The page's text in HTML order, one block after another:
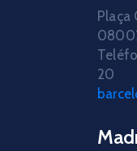
Plaça
20